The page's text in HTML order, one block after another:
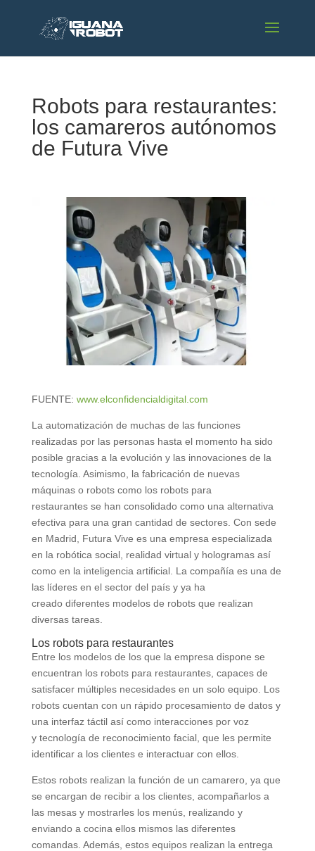
Robots para restaurantes:
los camareros autónomos
de Futura Vive
FUENTE: www.elconfidencialdigital.com
La automatización de muchas de las funciones
realizadas por las personas hasta el momento ha sido
posible gracias a la evolución y las innovaciones de la
tecnología. Asimismo, la fabricación de nuevas
máquinas o robots como los robots para
restaurantes se han consolidado como una alternativa
efectiva para una gran cantidad de sectores. Con sede
en Madrid, Futura Vive es una empresa especializada
en la robótica social, realidad virtual y hologramas así
como en la inteligencia artificial. La compañía es una de
las líderes en el sector del país y ya ha
creado diferentes modelos de robots que realizan
diversas tareas.
Los robots para restaurantes
Entre los modelos de los que la empresa dispone se
encuentran los robots para restaurantes, capaces de
satisfacer múltiples necesidades en un solo equipo. Los
robots cuentan con un rápido procesamiento de datos y
una interfaz táctil así como interacciones por voz
y tecnología de reconocimiento facial, que les permite
identificar a los clientes e interactuar con ellos.
Estos robots realizan la función de un camarero, ya que
se encargan de recibir a los clientes, acompañarlos a
las mesas y mostrarles los menús, realizando y
enviando a cocina ellos mismos las diferentes
comandas. Además, estos equipos realizan la entrega